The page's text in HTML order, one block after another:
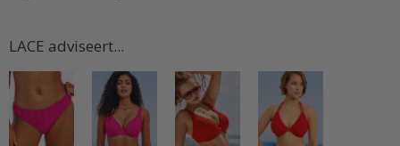
LACE adviseert...